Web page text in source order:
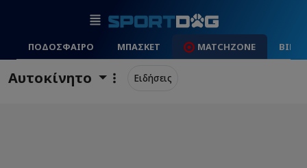
ΠΟΔΟΣΦΑΙΡΟ ΜΠΑΣΚΕΤ MATCHZONE
Αυτοκίνητο Ειδήσεις